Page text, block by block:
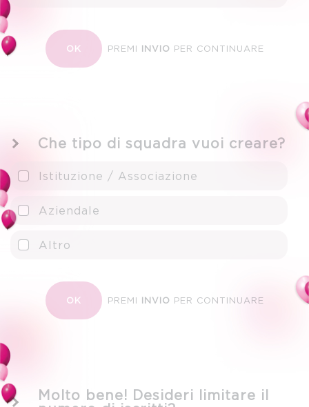
OK PREMI INVIO PER CONTINUARE
Che tipo di squadra vuoi creare?
Istituzione / Associazione
Aziendale
Altro
OK PREMI INVIO PER CONTINUARE
Molto bene! Desideri limitare il